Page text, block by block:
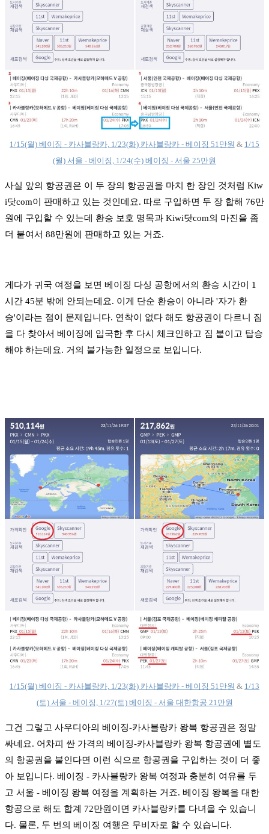
1/15(월) 베이징 - 카사블랑카, 1/23(화) 카사블랑카 - 베이징 51만원 & 1/15
(월) 서울 - 베이징, 1/24(수) 베이징 - 서울 25만원
사실 앞의 항공권은 이 두 장의 항공권을 마치 한 장인 것처럼 Kiw
i닷com이 판매하고 있는 것인데요. 따로 구입하면 두 장 합해 76만
원에 구입할 수 있는데 환승 보호 명목과 Kiwi닷com의 마진을 좀
더 붙여서 88만원에 판매하고 있는 거죠.
게다가 귀국 여정을 보면 베이징 다싱 공항에서의 환승 시간이 1
시간 45분 밖에 안되는데요. 이게 단순 환승이 아니라 '자가 환
승'이라는 점이 문제입니다. 연착이 없다 해도 항공권이 다르니 짐
을 다 찾아서 베이징에 입국한 후 다시 체크인하고 짐 붙이고 탑승
해야 하는데요. 거의 불가능한 일정으로 보입니다.
1/15(월) 베이징 - 카사블랑카, 1/23(화) 카사블랑카 - 베이징 51만원 & 1/13
(토) 서울 - 베이징, 1/27(토) 베이징 - 서울 대한항공 21만원
그건 그렇고 사우디아의 베이징-카사블랑카 왕복 항공권은 정말
싸네요. 어차피 싼 가격의 베이징-카사블랑카 왕복 항공권에 별도
의 항공권을 붙인다면 이런 식으로 항공권을 구입하는 것이 더 좋
아 보입니다. 베이징 - 카사블랑카 왕복 여정과 충분히 여유를 두
고 서울 - 베이징 왕복 여정을 계획하는 거죠. 베이징 왕복을 대한
항공으로 해도 합계 72만원이면 카사블랑카를 다녀올 수 있습니
다. 물론, 두 번의 베이징 여행은 무비자로 할 수 있습니다.